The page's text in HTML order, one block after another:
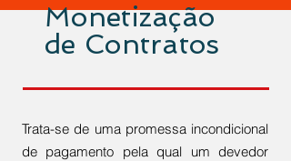
Monetização
de Contratos
Trata-se de uma promessa incondicional
de pagamento pela qual um devedor